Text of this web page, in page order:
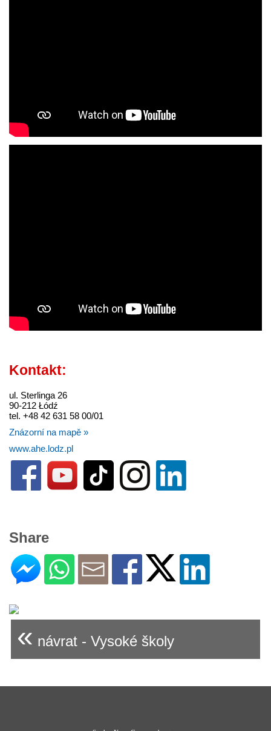
Kontakt:
ul. Sterlinga 26
90-212 Łódź
tel. +48 42 631 58 00/01
Znázorní na mapě »
www.ahe.lodz.pl
Share
« návrat - Vysoké školy